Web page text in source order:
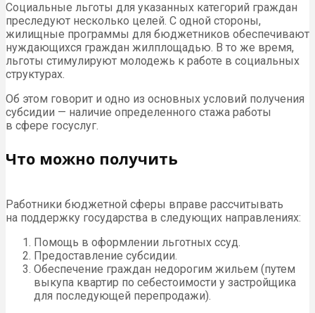
Социальные льготы для указанных категорий граждан
преследуют несколько целей. С одной стороны,
жилищные программы для бюджетников обеспечивают
нуждающихся граждан жилплощадью. В то же время,
льготы стимулируют молодежь к работе в социальных
структурах.
Об этом говорит и одно из основных условий получения
субсидии — наличие определенного стажа работы
в сфере госуслуг.
Что можно получить
Работники бюджетной сферы вправе рассчитывать
на поддержку государства в следующих направлениях:
Помощь в оформлении льготных ссуд.
Предоставление субсидии.
Обеспечение граждан недорогим жильем (путем
выкупа квартир по себестоимости у застройщика
для последующей перепродажи).